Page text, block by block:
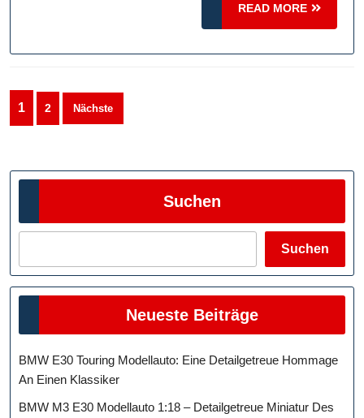
READ MORE
READ
MORE
Seitennummerierung
der
1 2 Nächste
Suchen
Suchen
Neueste Beiträge
BMW E30 Touring Modellauto: Eine Detailgetreue Hommage
An Einen Klassiker
BMW M3 E30 Modellauto 1:18 – Detailgetreue Miniatur Des